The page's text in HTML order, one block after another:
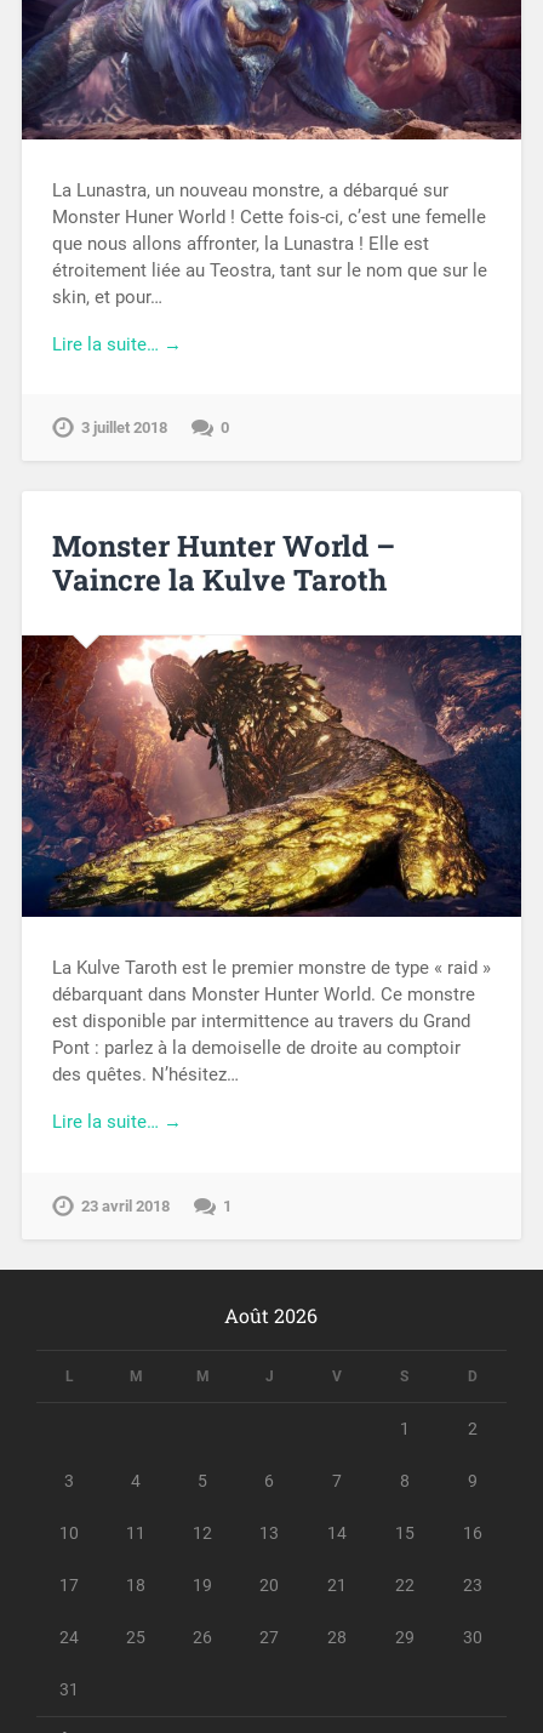
La Lunastra, un nouveau monstre, a débarqué sur
Monster Huner World ! Cette fois-ci, c’est une femelle
que nous allons affronter, la Lunastra ! Elle est
étroitement liée au Teostra, tant sur le nom que sur le
skin, et pour…
Lire la suite… →
3 juillet 2018 0
Monster Hunter World –
Vaincre la Kulve Taroth
La Kulve Taroth est le premier monstre de type « raid »
débarquant dans Monster Hunter World. Ce monstre
est disponible par intermittence au travers du Grand
Pont : parlez à la demoiselle de droite au comptoir
des quêtes. N’hésitez…
Lire la suite… →
23 avril 2018 1
Août 2026
L M M J V S D
1 2
3 4 5 6 7 8 9
10 11 12 13 14 15 16
17 18 19 20 21 22 23
24 25 26 27 28 29 30
31